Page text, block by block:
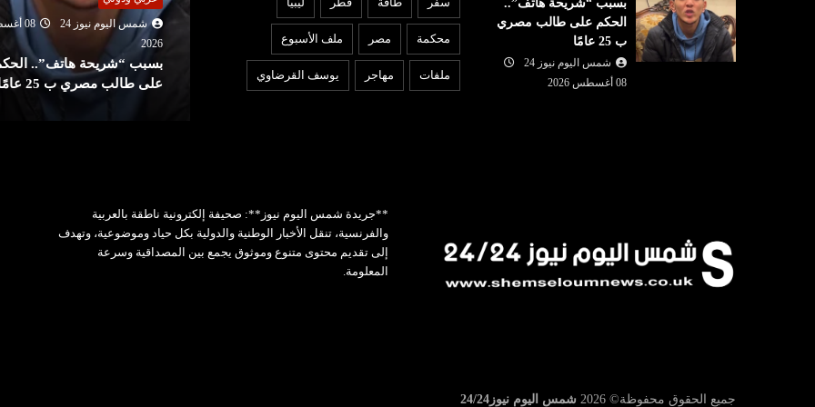
بسبب “شريحة هاتف”..
الحكم على طالب مصري
ب 25 عامًا
شمس اليوم نيوز 24
08 أغسطس 2026
محكمة مصر ملف الأسبوع
ملفات مهاجر يوسف القرضاوي
08 أغسطس
عمان.. أمريكا
شمس اليوم نيوز 24
07 أغسطس
2026
ردًا على روما.. إسبانيا تفرض
إجراءات مراقبة أمام الوافدين من
إيطاليا!
شمس اليوم نيوز 24
08 أغسطس
بسبب “شريحة هاتف”.. الحكم
على طالب مصري ب 25 عامًا
شمس اليوم نيوز 24
08
2026
غياب كاتس عن اجتماع
«الكابينت» يثير التساؤلات
**جريدة شمس اليوم نيوز**: صحيفة إلكترونية ناطقة بالعربية
والفرنسية، تنقل الأخبار الوطنية والدولية بكل حياد وموضوعية، وتهدف
إلى تقديم محتوى متنوع وموثوق يجمع بين المصداقية وسرعة
المعلومة.
جميع الحقوق محفوظة© 2026 شمس اليوم نيوز24/24